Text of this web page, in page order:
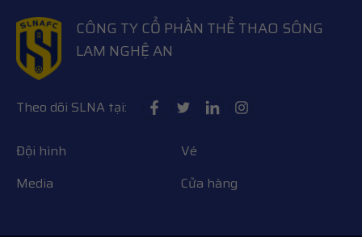
CÔNG TY CỔ PHẦN THỂ THAO SÔNG
LAM NGHỆ AN
Theo dõi SLNA tại:
Đội hình
Vé
Media
Cửa hàng